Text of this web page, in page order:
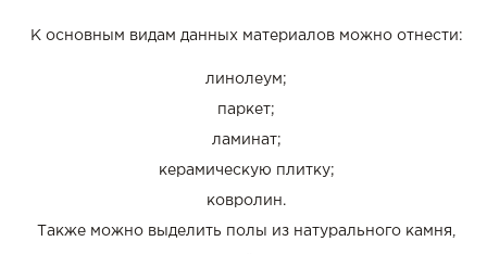
К основным видам данных материалов можно отнести:
линолеум;
паркет;
ламинат;
керамическую плитку;
ковролин.
Также можно выделить полы из натурального камня,